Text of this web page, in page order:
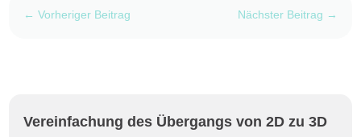
←Vorheriger Beitrag Nächster Beitrag →
Vereinfachung des Übergangs von 2D zu 3D